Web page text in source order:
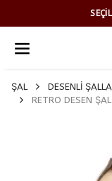
ŞAL DESENLİ
RETRO DESEN